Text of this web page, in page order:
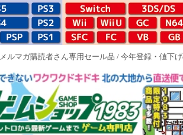
メルマガ購読者さん専用セール品 / 今年登録・値下